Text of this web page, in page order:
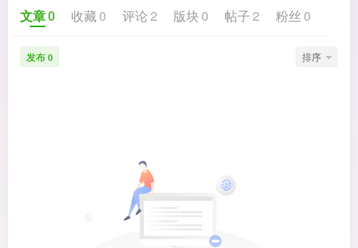
文章0 收藏 0 评论 2 版块 0 帖子 2 粉丝 0
发布 0 排序